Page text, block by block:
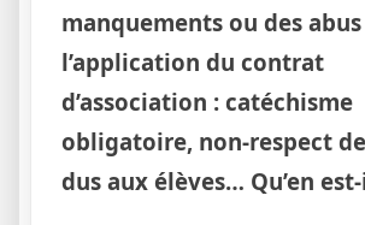
manquements ou des
l’application du contrat
d’association : catéchisme
obligatoire, non-respect
dus aux élèves… Qu’en